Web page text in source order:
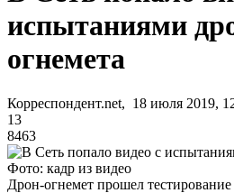
испытаниями
огнемета
Корреспондент.net, 18 июля 2019,
13
8463
Фото: кадр из видео
Дрон-огнемет прошел тестирование